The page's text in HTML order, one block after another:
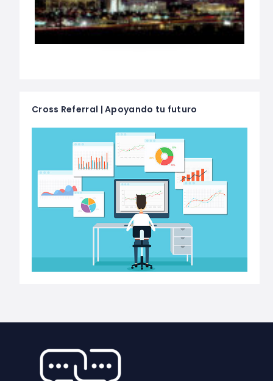
Cross Referral | Apoyando tu futuro